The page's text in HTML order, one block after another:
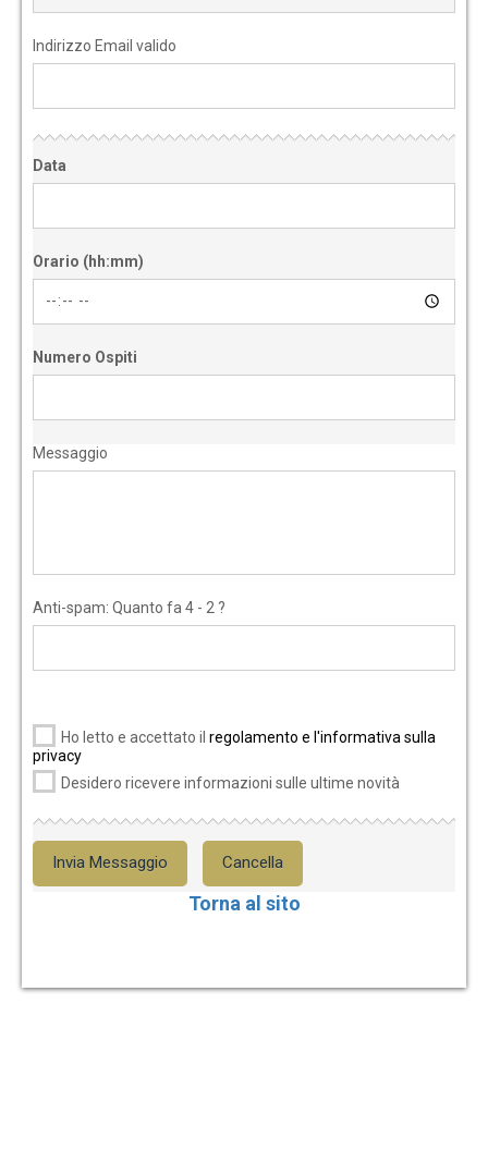
Indirizzo Email valido
Data
Orario (hh:mm)
Numero Ospiti
Messaggio
Anti-spam: Quanto fa 4 - 2 ?
Ho letto e accettato il regolamento e l'informativa sulla
privacy
Desidero ricevere informazioni sulle ultime novità
Invia Messaggio Cancella
Torna al sito